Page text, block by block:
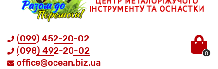
(099) 452-20-02
(098) 492-20-02
office@ocean.biz.ua
0